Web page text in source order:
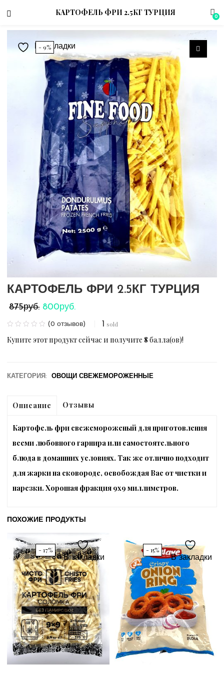
(Магазин)
КАРТОФЕЛЬ ФРИ 2.5КГ ТУРЦИЯ 0
- 9%
КАРТОФЕЛЬ ФРИ 2.5КГ ТУРЦИЯ
875руб. Первоначальная
цена
составляла
800руб.Текущая
цена:
800руб..
(0 отзывов) 1 sold
Купите этот продукт сейчас и получите 8балла(ов)!
В закладки
КАТЕГОРИЯ: ОВОЩИ СВЕЖЕМОРОЖЕННЫЕ
Описание Отзывы
Картофель фри свежемороженый для приготовления
всеми любовного гарнира или самостоятельного
блюда в домашних условиях. Так же отлично подходит
для жарки на сковороде, освобождая Вас от чистки и
нарезки. Хорошая фракция 9х9 миллиметров.
ПОХОЖИЕ ПРОДУКТЫ
- 17%
В закладки
- 15%
В закладки